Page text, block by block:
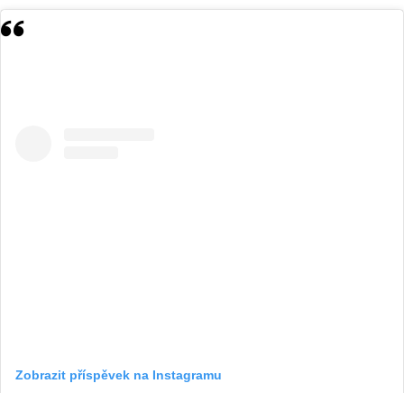
Zobrazit příspěvek na Instagramu